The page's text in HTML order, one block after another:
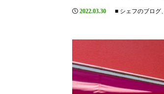
2022.03.30 ■ シェフのブログ、